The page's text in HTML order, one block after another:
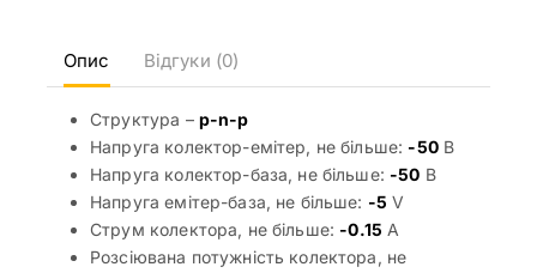
Опис Відгуки (0)
Структура – p-n-p
Напруга колектор-емітер, не більше: -50В
Напруга колектор-база, не більше: -50 В
Напруга емітер-база, не більше: -5 V
Струм колектора, не більше: -0.15 А
Розсіювана потужність колектора, не